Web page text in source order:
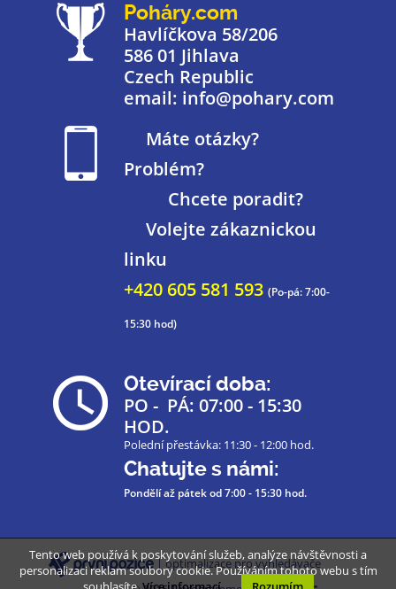
Poháry.com
Havlíčkova 58/206
586 01 Jihlava
Czech Republic
email: info@pohary.com
Máte otázky?
Problém?
Chcete poradit?
Volejte zákaznickou
linku
+420 605 581 593 (Po-pá: 7:00-
15:30 hod)
Otevírací doba:
PO - PÁ: 07:00 - 15:30
HOD.
Polední přestávka: 11:30 - 12:00 hod.
Chatujte s námi:
Pondělí až pátekod 7:00 - 15:30 hod.
| optimalizace pro vyhledávače
Tento web používá k poskytování služeb, analýze návštěvnosti a
personalizaci reklam soubory cookie. Používáním tohoto webu s tím